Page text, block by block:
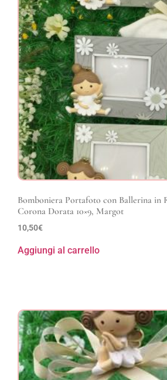
Bomboniera Portafoto con Ballerina in
Corona Dorata 10×9, Margot
10,50€
Aggiungi al carrello